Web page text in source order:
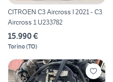
CITROEN C3 Aircross I 2021 - C3
Aircross 1 U233782
15.990 €
Torino(TO)